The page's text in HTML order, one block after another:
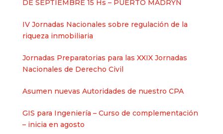
DE SEPTIEMBRE 15 Hs – PUERTO MADRYN
IV Jornadas Nacionales sobre regulación de la
riqueza inmobiliaria
Jornadas Preparatorias para las XXIX Jornadas
Nacionales de Derecho Civil
Asumen nuevas Autoridades de nuestro CPA
GIS para Ingeniería – Curso de complementación
– inicia en agosto